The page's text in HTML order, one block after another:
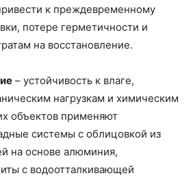
к преждевременному
потере герметичности и
на восстановление.
– устойчивость к влаге,
нагрузкам и химическим
объектов применяют
системы с облицовкой из
на основе алюминия,
с водоотталкивающей